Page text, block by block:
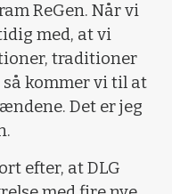
ReGen. Når vi
med, at vi
traditioner
kommer vi til at
Det er jeg
efter, at DLG